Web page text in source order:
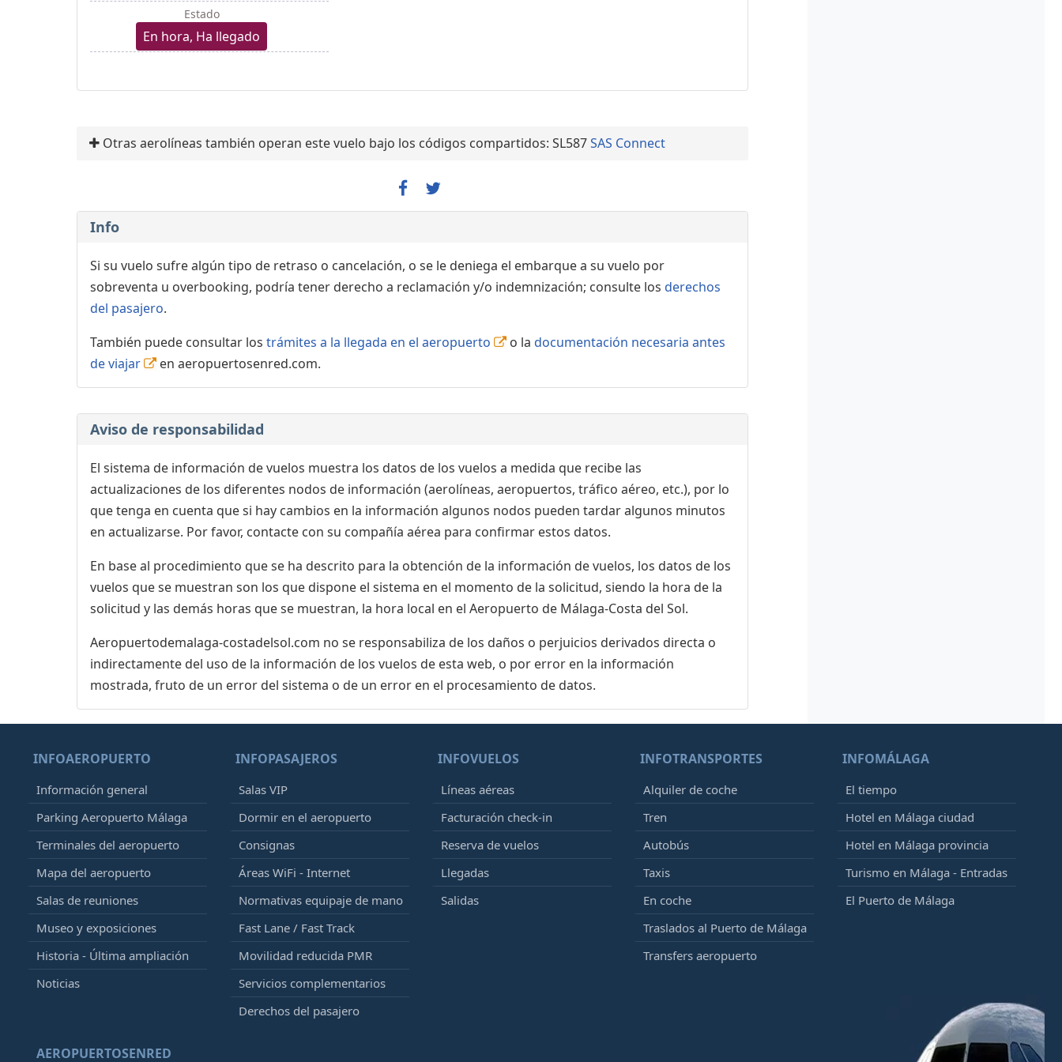
Estado
En hora, Ha llegado
Otras aerolíneas también operan este vuelo bajo los códigos compartidos: SL587SAS Connect
Info
Si su vuelo sufre algún tipo de retraso o cancelación, o se le deniega el embarque a su vuelo por
sobreventa u overbooking, podría tener derecho a reclamación y/o indemnización; consulte los derechos
del pasajero.
También puede consultar los trámites a la llegada en el aeropuerto o la documentación necesaria antes
de viajar
en aeropuertosenred.com.
Aviso de responsabilidad
El sistema de información de vuelos muestra los datos de los vuelos a medida que recibe las
actualizaciones de los diferentes nodos de información (aerolíneas, aeropuertos, tráfico aéreo, etc.), por lo
que tenga en cuenta que si hay cambios en la información algunos nodos pueden tardar algunos minutos
en actualizarse. Por favor, contacte con su compañía aérea para confirmar estos datos.
En base al procedimiento que se ha descrito para la obtención de la información de vuelos, los datos de los
vuelos que se muestran son los que dispone el sistema en el momento de la solicitud, siendo la hora de la
solicitud y las demás horas que se muestran, la hora local en el Aeropuerto de Málaga-Costa del Sol.
Aeropuertodemalaga-costadelsol.com no se responsabiliza de los daños o perjuicios derivados directa o
indirectamente del uso de la información de los vuelos de esta web, o por error en la información
mostrada, fruto de un error del sistema o de un error en el procesamiento de datos.
INFOAEROPUERTO
Información general
Parking Aeropuerto Málaga
Terminales del aeropuerto
Mapa del aeropuerto
Salas de reuniones
Museo y exposiciones
Historia - Última ampliación
Noticias
INFOPASAJEROS
Salas VIP
Dormir en el aeropuerto
Consignas
Áreas WiFi - Internet
Normativas equipaje de mano
Fast Lane / Fast Track
Movilidad reducida PMR
Servicios complementarios
Derechos del pasajero
INFOVUELOS
Líneas aéreas
Facturación check-in
Reserva de vuelos
Llegadas
Salidas
INFOTRANSPORTES
Alquiler de coche
Tren
Autobús
Taxis
En coche
Traslados al Puerto de Málaga
Transfers aeropuerto
INFOMÁLAGA
El tiempo
Hotel en Málaga ciudad
Hotel en Málaga provincia
Turismo en Málaga - Entradas
El Puerto de Málaga
AEROPUERTOSENRED